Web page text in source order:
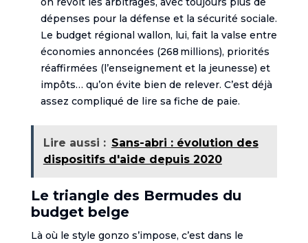
dépenses pour la défense et la sécurité sociale.
Le budget régional wallon, lui, fait la valse entre
économies annoncées (268 millions), priorités
réaffirmées (l’enseignement et la jeunesse) et
impôts… qu’on évite bien de relever. C’est déjà
assez compliqué de lire sa fiche de paie.
Lire aussi : Sans-abri : évolution des
dispositifs d'aide depuis 2020
Le triangle des Bermudes du
budget belge
Là où le style gonzo s’impose, c’est dans le